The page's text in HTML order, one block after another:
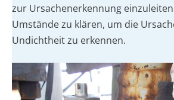
zur Ursachenerkennung
Umstände zu klären, um die
Undichtheit zu erkennen.